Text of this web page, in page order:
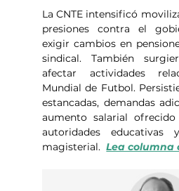
La CNTE intensificó
presiones contra el
exigir cambios en
sindical. También
afectar actividades
Mundial de Futbol.
estancadas, demandas
aumento salarial
autoridades educativas
magisterial. Lea columna